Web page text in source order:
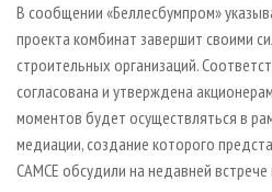
В сообщении «Беллесбумпром»
проекта комбинат завершит своими
строительных организаций.
согласована и утверждена
моментов будет осуществляться в
медиации, создание которого
САМСЕ обсудили на недавней встрече